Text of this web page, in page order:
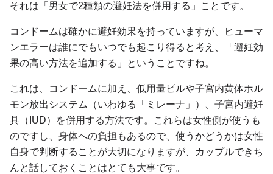
それは「男女で2種類の避妊法を併用する」ことです。
コンドームは確かに避妊効果を持っていますが、ヒューマ
ンエラーは誰にでもいつでも起こり得ると考え、「避妊効
果の高い方法を追加する」ということですね。
これは、コンドームに加え、低用量ピルや子宮内黄体ホル
モン放出システム（いわゆる「ミレーナ」）、子宮内避妊
具（IUD）を併用する方法です。これらは女性側が使うも
のですし、身体への負担もあるので、使うかどうかは女性
自身で判断することが大切になりますが、カップルできち
んと話しておくことはとても大事です。